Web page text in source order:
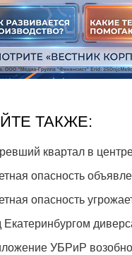
ТАКЖЕ:
квартал в
опасность
опасность
Екатеринбургом
УБРиР